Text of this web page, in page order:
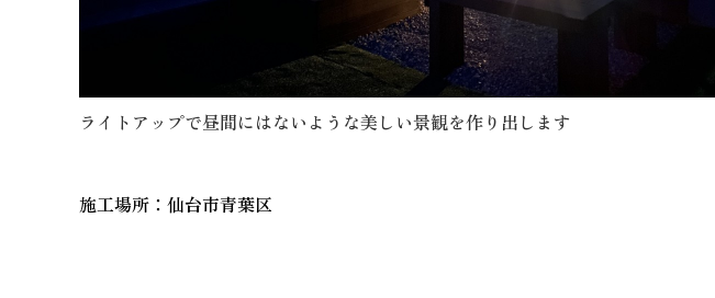
ライトアップで昼間にはないような美しい景観を作り出します
施工場所：仙台市青葉区